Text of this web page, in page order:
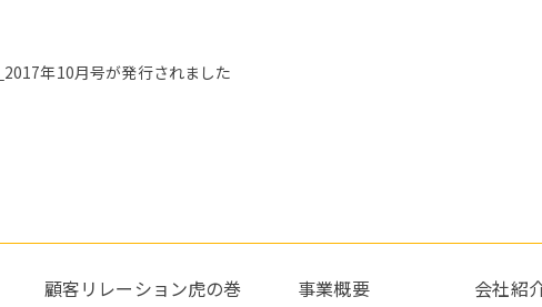
2017年10月号が発行されました
顧客リレーション虎の巻 事業概要 会社紹